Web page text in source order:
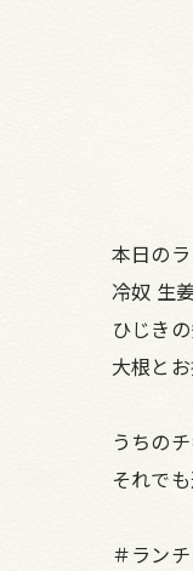
本日の
冷奴 生
ひじき
大根と
うちの
それで
＃ランチ